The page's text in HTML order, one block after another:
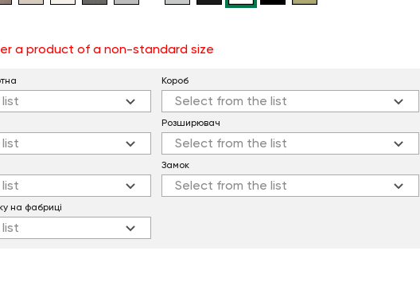
a product of a non-standard size
на фабриці
Короб
Select from the list
Розширювач
Select from the list
Замок
Select from the list